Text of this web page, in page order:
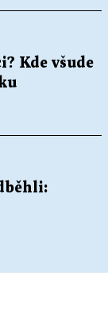
Kde všude